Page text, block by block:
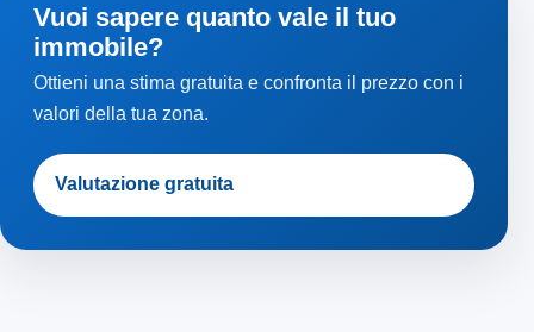
Vuoi sapere quanto vale il tuo
immobile?
Ottieni una stima gratuita e confronta il prezzo con i
valori della tua zona.
Valutazione gratuita